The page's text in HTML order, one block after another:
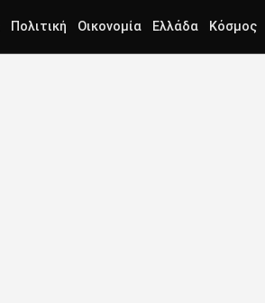
Πολιτική Οικονομία Ελλάδα Κόσμος